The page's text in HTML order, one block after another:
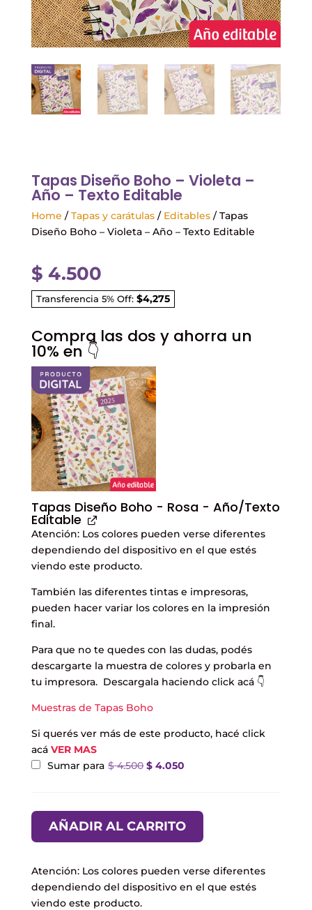
Tapas Diseño Boho – Violeta –
Año – Texto Editable
Home /Tapas y carátulas/ Editables/ Tapas
Diseño Boho – Violeta – Año – Texto Editable
$ 4.500
Transferencia 5% Off: $4,275
Compra las dos y ahorra un
10% en 👇
Tapas Diseño Boho - Rosa - Año/Texto
Editable
Atención: Los colores pueden verse diferentes
dependiendo del dispositivo en el que estés
viendo este producto.
También las diferentes tintas e impresoras,
pueden hacer variar los colores en la impresión
final.
Para que no te quedes con las dudas, podés
descargarte la muestra de colores y probarla en
tu impresora. Descargala haciendo click acá 👇
Muestras de Tapas Boho
Si querés ver más de este producto, hacé click
acá VER MAS
Sumar para $4.500 El
precio
$ 4.050
AÑADIR AL CARRITO
Atención: Los colores pueden verse diferentes
dependiendo del dispositivo en el que estés
viendo este producto.